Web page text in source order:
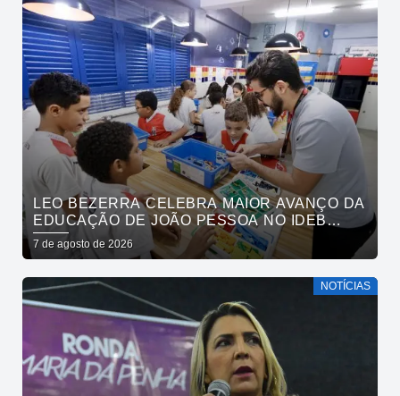
LEO BEZERRA CELEBRA MAIOR AVANÇO DA
EDUCAÇÃO DE JOÃO PESSOA NO IDEB
ENTRE CAPITAIS DO NORDESTE
7 de agosto de 2026
NOTÍCIAS